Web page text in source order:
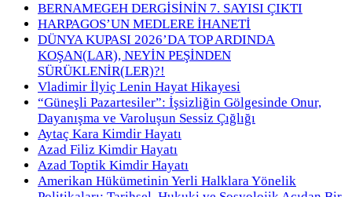
BERNAMEGEH DERGİSİNİN 7. SAYISI ÇIKTI
HARPAGOS’UN MEDLERE İHANETİ
DÜNYA KUPASI 2026’DA TOP ARDINDA
KOŞAN(LAR), NEYİN PEŞİNDEN
SÜRÜKLENİR(LER)?!
Vladimir İlyiç Lenin Hayat Hikayesi
“Güneşli Pazartesiler”: İşsizliğin Gölgesinde Onur,
Dayanışma ve Varoluşun Sessiz Çığlığı
Aytaç Kara Kimdir Hayatı
Azad Filiz Kimdir Hayatı
Azad Toptik Kimdir Hayatı
Amerikan Hükümetinin Yerli Halklara Yönelik